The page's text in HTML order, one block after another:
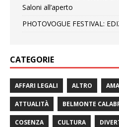
Saloni all’aperto
PHOTOVOGUE FESTIVAL:
CATEGORIE
AFFARI LEGALI ALTRO
ATTUALITÀ BELMONTE
COSENZA CULTURA